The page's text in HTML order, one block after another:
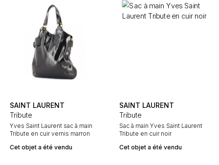
SAINT LAURENT
Tribute
Yves Saint Laurent sac à main
Tribute en cuir vernis marron
Cet objet a été vendu
SAINT LAURENT
Tribute
Sac à main Yves Saint Laurent
Tribute en cuir noir
Cet objet a été vendu